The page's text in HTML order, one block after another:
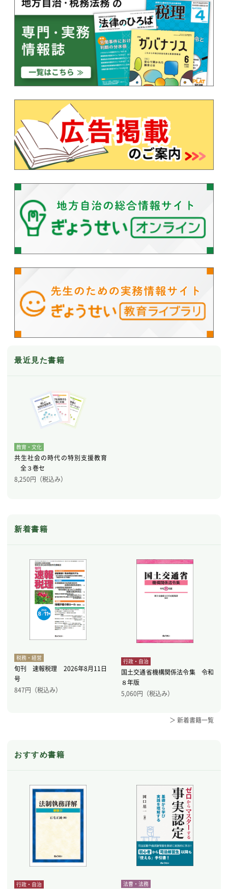
最近見た書籍
教育・文化
共生社会の時代の特別支援教育
全３巻セ
8,250円（税込み）
新着書籍
税務・経営
旬刊 速報税理 2026年8月11日
号
847円（税込み）
行政・自治
国土交通省機構関係法令集 令和
８年版
5,060円（税込み）
＞ 新着書籍一覧
おすすめ書籍
行政・自治 法曹・法務